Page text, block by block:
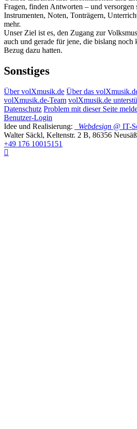
Fragen, finden Antworten – und versorgen
Instrumenten, Noten, Tonträgern,
mehr.
Unser Ziel ist es, den Zugang zur
auch und gerade für jene, die bislang noch
Bezug dazu hatten.
Sonstiges
Über volXmusik.de Über das
volXmusik.de-Team volXmusik.de
Datenschutz Problem mit dieser Seite
Benutzer-Login
Idee und Realisierung:
Webdesign @ IT-
Walter Säckl, Keltenstr. 2 B, 86356 Neusäß
+49 176 10015151